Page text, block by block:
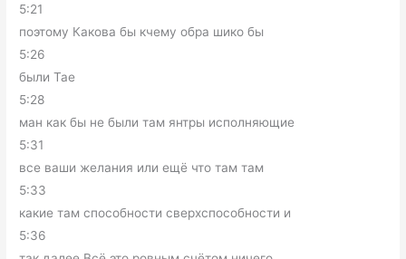
5:21
поэтому Какова бы кчему обра шико бы
5:26
были Тае
5:28
ман как бы не были там янтры исполняющие
5:31
все ваши желания или ещё что там там
5:33
какие там способности сверхспособности и
5:36